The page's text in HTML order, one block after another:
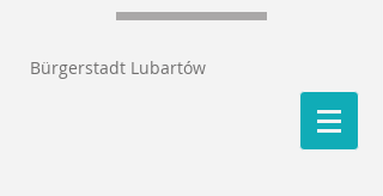
Bürgerstadt Lubartów